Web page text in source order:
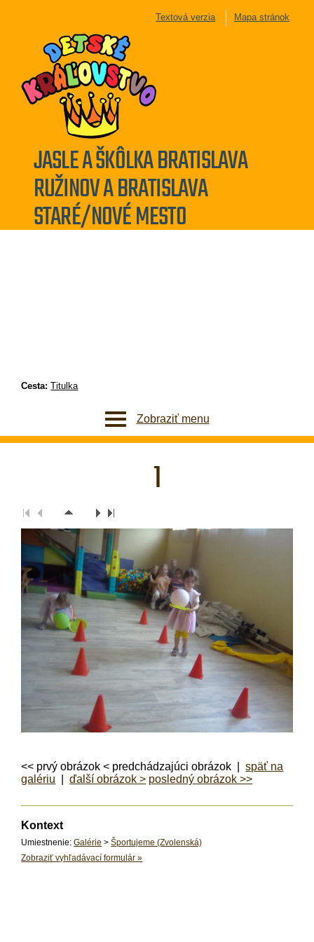
Textová verzia Mapa stránok
JASLE A ŠKÔLKA BRATISLAVA
RUŽINOV A BRATISLAVA
STARÉ/NOVÉ MESTO
Cesta:Titulka
Zobraziť menu
1
<< prvý obrázok < predchádzajúci obrázok |späť na
galériu |ďalší obrázok > posledný obrázok >>
Kontext
Umiestnenie:Galérie >Športujeme (Zvolenská)
Zobraziť vyhľadávací formulár»